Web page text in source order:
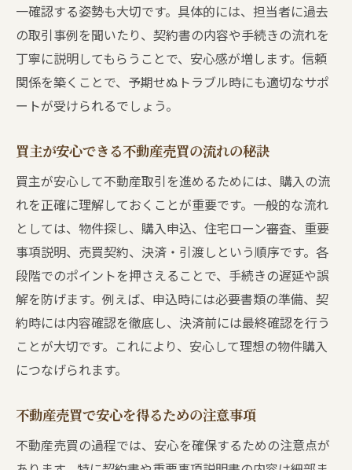
一確認する姿勢も大切です。具体的には、担当者に過去
の取引事例を聞いたり、契約書の内容や手続きの流れを
丁寧に説明してもらうことで、安心感が増します。信頼
関係を築くことで、予期せぬトラブル時にも適切なサポ
ートが受けられるでしょう。
買主が安心できる不動産売買の流れの秘訣
買主が安心して不動産取引を進めるためには、購入の流
れを正確に理解しておくことが重要です。一般的な流れ
としては、物件探し、購入申込、住宅ローン審査、重要
事項説明、売買契約、決済・引渡しという順序です。各
段階でのポイントを押さえることで、手続きの遅延や誤
解を防げます。例えば、申込時には必要書類の準備、契
約時には内容確認を徹底し、決済前には最終確認を行う
ことが大切です。これにより、安心して理想の物件購入
につなげられます。
不動産売買で安心を得るための注意事項
不動産売買の過程では、安心を確保するための注意点が